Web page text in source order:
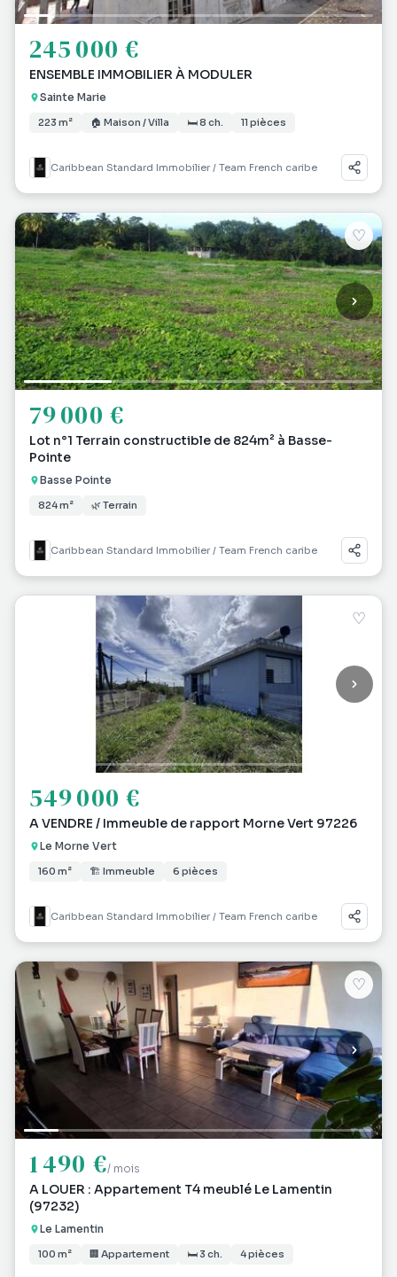
245 000 €
ENSEMBLE IMMOBILIER À MODULER
Sainte Marie
223 m² 🏠 Maison / Villa 🛏 8 ch. 11 pièces
Caribbean Standard Immobilier / Team French caribe
♡
79 000 €
Lot n°1 Terrain constructible de 824m² à Basse-
Pointe
Basse Pointe
824 m² 🌿 Terrain
Caribbean Standard Immobilier / Team French caribe
♡
549 000 €
A VENDRE / Immeuble de rapport Morne Vert 97226
Le Morne Vert
160 m² 🏗 Immeuble 6 pièces
Caribbean Standard Immobilier / Team French caribe
♡
1 490 €/ mois
A LOUER : Appartement T4 meublé Le Lamentin
(97232)
Le Lamentin
100 m² 🏢 Appartement 🛏 3 ch. 4 pièces